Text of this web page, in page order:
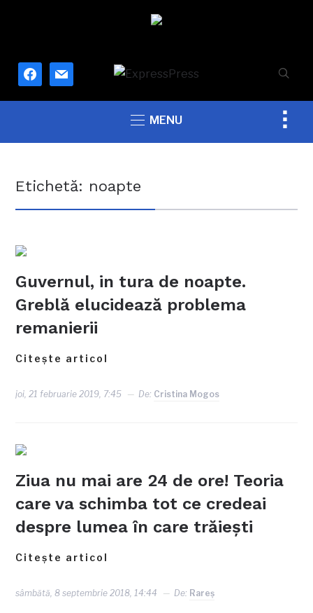
facebook
mail
MENU
Etichetă: noapte
Guvernul, in tura de noapte.
Greblă elucidează problema
remanierii
Citește articol
joi, 21 februarie 2019, 7:45 De: Cristina Mogos
Ziua nu mai are 24 de ore! Teoria
care va schimba tot ce credeai
despre lumea în care trăieşti
Citește articol
sâmbătă, 8 septembrie 2018, 14:44 De: Rareş